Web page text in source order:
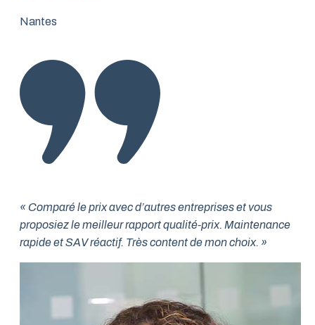
Nantes
« Comparé le prix avec d’autres entreprises et vous
proposiez le meilleur rapport qualité-prix. Maintenance
rapide et SAV réactif. Très content de mon choix. »